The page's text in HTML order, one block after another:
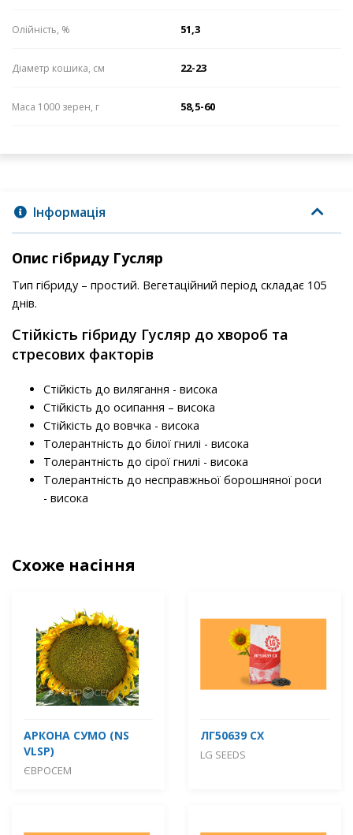
Олійність, % 51,3
Діаметр кошика, см 22-23
Маса 1000 зерен, г 58,5-60
Інформація
Опис гібриду Гусляр
Тип гібриду – простий. Вегетаційний період складає 105
днів.
Стійкість гібриду Гусляр до хвороб та
стресових факторів
Стійкість до вилягання - висока
Стійкість до осипання – висока
Стійкість до вовчка - висока
Толерантність до білої гнилі - висока
Толерантність до сірої гнилі - висока
Толерантність до несправжньої борошняної роси
- висока
Схоже насіння
АРКОНА СУМО (NS
VLSP)
ЄВРОСЕМ
ЛГ50639 СХ
LG SEEDS